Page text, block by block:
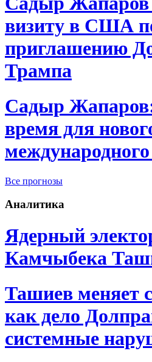
визиту в США
приглашению
Трампа
Садыр
время для
международного
Все прогнозы
Аналитика
Ядерный
Камчыбека
Ташиев меняет
как дело
системные